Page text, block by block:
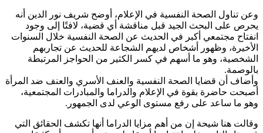
وعن تناول الصحة النفسية في الإعلام، أوضح شريف نور الدين أنه
يحرص على البحث الجيد قبل مناقشة أي قضية، لافتًا إلى وجود
انفتاح مجتمعي أكبر في الحديث عن الصحة النفسية خلال السنوات
الأخيرة، وظهور أشخاص لديهم الشجاعة للحديث عن تجاربهم
الشخصية، وهو ما أسهم في كسر الكثير من الحواجز المرتبطة
بالوصمة.
وأضاف أن قضايا الصحة النفسية والعنف الأسري والعنف ضد المرأة
أصبحت حاضرة بقوة في الإعلام والدراما والمبادرات المجتمعية،
وهو ما ساعد على رفع مستوى الوعي لدى الجمهور.
وقالت هنا شيحة إن من أهم مزايا الدراما أنها تكشف الحقائق التي